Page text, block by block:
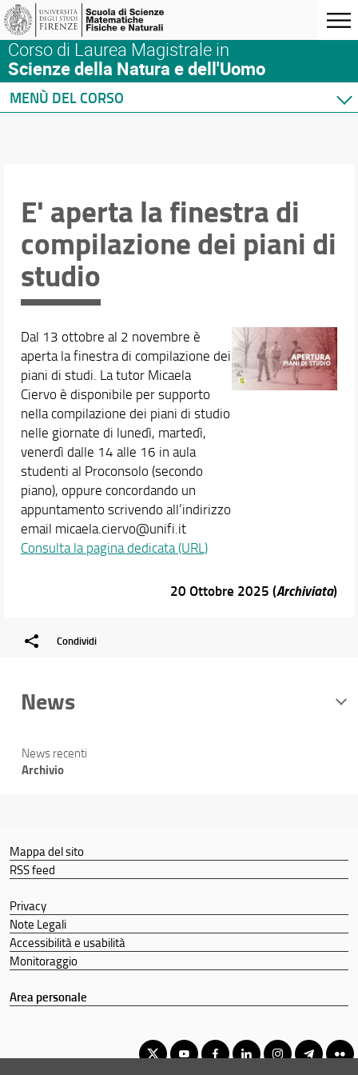
Corso di Laurea Magistrale in
Scienze della Natura e dell'Uomo
MENÙ DEL CORSO
Verbali e Relazioni
Orario e calendari
E' aperta la finestra di
compilazione dei piani di
studio
Dal 13 ottobre al 2 novembre è
aperta la finestra di compilazione dei
piani di studi. La tutor Micaela
Ciervo è disponibile per supporto
nella compilazione dei piani di studio
nelle giornate di lunedì, martedì,
venerdì dalle 14 alle 16 in aula
studenti al Proconsolo (secondo
piano), oppure concordando un
appuntamento scrivendo all’indirizzo
email micaela.ciervo@unifi.it
Consulta la pagina dedicata (URL)
20 Ottobre 2025 (Archiviata)
Condividi
News
News recenti
Archivio
Mappa del sito
RSS feed
Privacy
Note Legali
Accessibilità e usabilità
Monitoraggio
Area personale